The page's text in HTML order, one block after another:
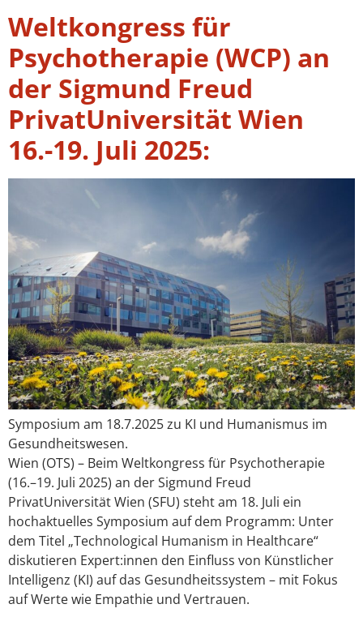
Weltkongress für
Psychotherapie (WCP) an
der Sigmund Freud
PrivatUniversität Wien
16.-19. Juli 2025:
Symposium am 18.7.2025 zu KI und Humanismus im
Gesundheitswesen.
Wien (OTS) – Beim Weltkongress für Psychotherapie
(16.–19. Juli 2025) an der Sigmund Freud
PrivatUniversität Wien (SFU) steht am 18. Juli ein
hochaktuelles Symposium auf dem Programm: Unter
dem Titel „Technological Humanism in Healthcare“
diskutieren Expert:innen den Einfluss von Künstlicher
Intelligenz (KI) auf das Gesundheitssystem – mit Fokus
auf Werte wie Empathie und Vertrauen.